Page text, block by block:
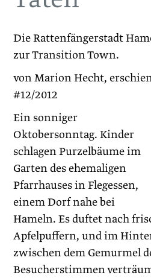
Die Rattenfängerstadt
zur Transition Town.
von Marion Hecht,
#12/2012
Ein sonniger
Oktobersonntag. Kinder
schlagen Purzelbäume im
Garten des ehemaligen
Pfarrhauses in Flegessen,
einem Dorf nahe bei
Hameln. Es duftet nach
Apfelpuffern, und im
zwischen dem Gemurmel
Besucherstimmen